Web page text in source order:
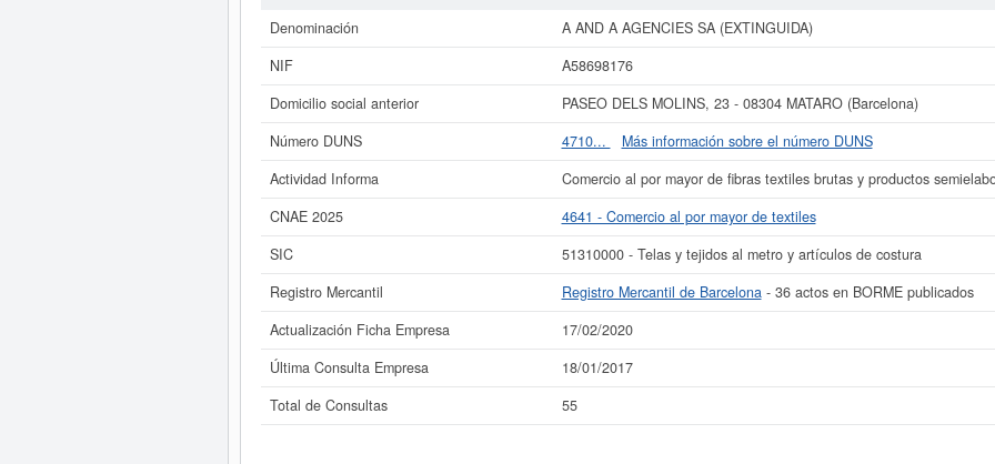
Si está interesado en conocer más datos de la empresa A AND A AGENCIES SA (EXTINGUIDA) puede
de A AND A AGENCIES SA (EXTINGUIDA) y consultar los resultados de sus años de actividad,
La última actualización del informe de empresa se ha realizado el 17/02/2020.
Denominación
A AND A AGENCIES SA (EXTINGUIDA)
NIF
A58698176
Domicilio social anterior
PASEO DELS MOLINS, 23 - 08304 MATARO (Barcelona)
Número DUNS
4710...
Más información sobre el número DUNS
Actividad Informa
Comercio al por mayor de fibras textiles brutas y productos
CNAE 2025
4641 - Comercio al por mayor de textiles
SIC
51310000 - Telas y tejidos al metro y artículos de costura
Registro Mercantil
Registro Mercantil de Barcelona- 36 actos en BORME publicados
Actualización Ficha Empresa
17/02/2020
Última Consulta Empresa
18/01/2017
Total de Consultas
55